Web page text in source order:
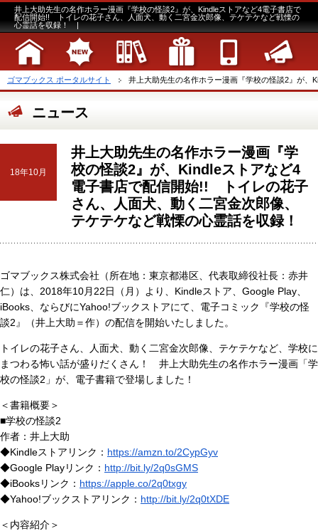
井上大助先生の名作ホラー漫画『学校の怪談2』が、Kindleストアなど4電子書店で
配信開始!! トイレの花子さん、人面犬、動く二宮金次郎像、テケテケなど戦慄の
心霊話を収録！ |
ゴマブックス ポータルサイト 井上大助先生の名作ホラー漫画『学校の怪談2』が
ニュース
18年10月
井上大助先生の名作ホラー漫画『学
校の怪談2』が、Kindleストアなど4
電子書店で配信開始!! トイレの花子
さん、人面犬、動く二宮金次郎像、
テケテケなど戦慄の心霊話を収録！
ゴマブックス株式会社（所在地：東京都港区、代表取締役社長：赤井
仁）は、2018年10月22日（月）より、Kindleストア、Google Play、
iBooks、ならびにYahoo!ブックストアにて、電子コミック『学校の怪
談2』（井上大助＝作）の配信を開始いたしました。
トイレの花子さん、人面犬、動く二宮金次郎像、テケテケなど、学校に
まつわる怖い話が盛りだくさん！ 井上大助先生の名作ホラー漫画「学
校の怪談2」が、電子書籍で登場しました！
＜書籍概要＞
■学校の怪談2
作者：井上大助
◆Kindleストアリンク： https://amzn.to/2CypGyv
◆Google Playリンク： http://bit.ly/2q0sGMS
◆iBooksリンク： https://apple.co/2q0txgy
◆Yahoo!ブックストアリンク： http://bit.ly/2q0tXDE
＜内容紹介＞